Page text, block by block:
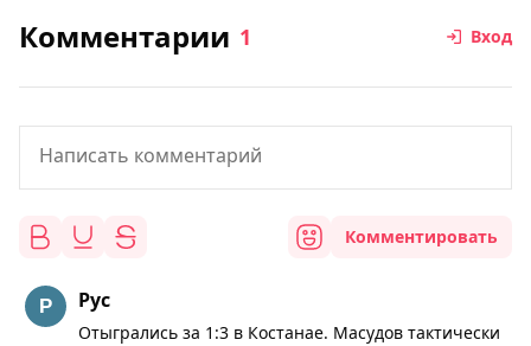
Комментарии 1 Вход
Комментировать
Рус
Отыгрались за 1:3 в Костанае. Масудов тактически